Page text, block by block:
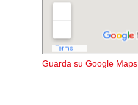
Guarda su Google Maps